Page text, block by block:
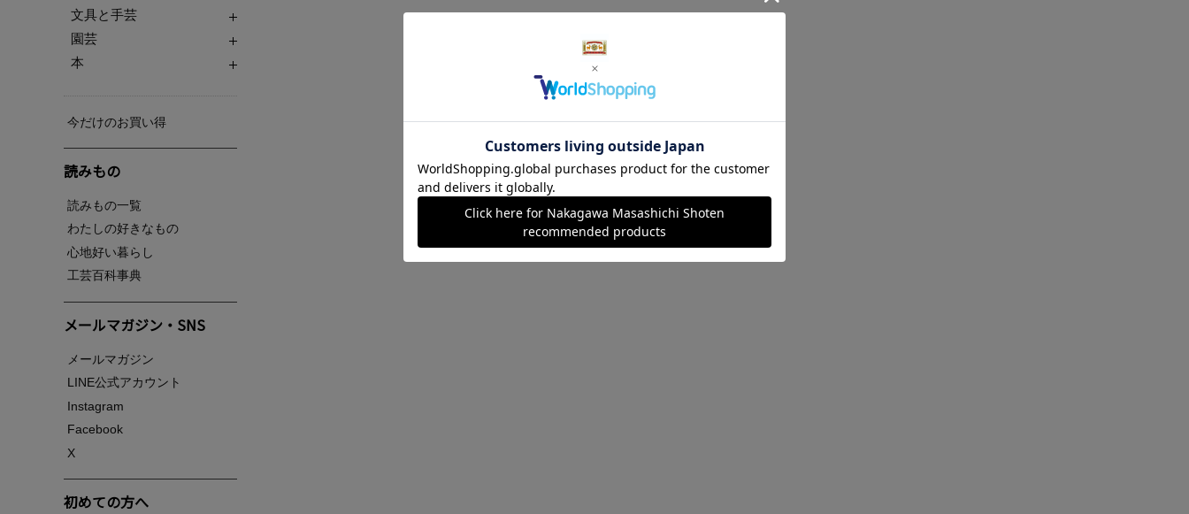
文具と手芸
園芸
本
今だけのお買い得
読みもの
読みもの一覧
わたしの好きなもの
心地好い暮らし
工芸百科事典
メールマガジン・SNS
メールマガジン
LINE公式アカウント
Instagram
Facebook
X
初めての方へ